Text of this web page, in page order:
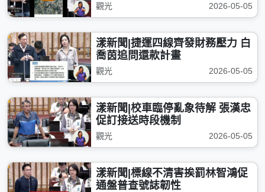
觀光 2026-05-05
漾新聞|捷運四線齊發財務壓力 白
喬茵追問還款計畫
觀光 2026-05-05
漾新聞|校車臨停亂象待解 張漢忠
促訂接送時段機制
觀光 2026-05-05
漾新聞|標線不清害挨罰林智鴻促
通盤普查號誌韌性